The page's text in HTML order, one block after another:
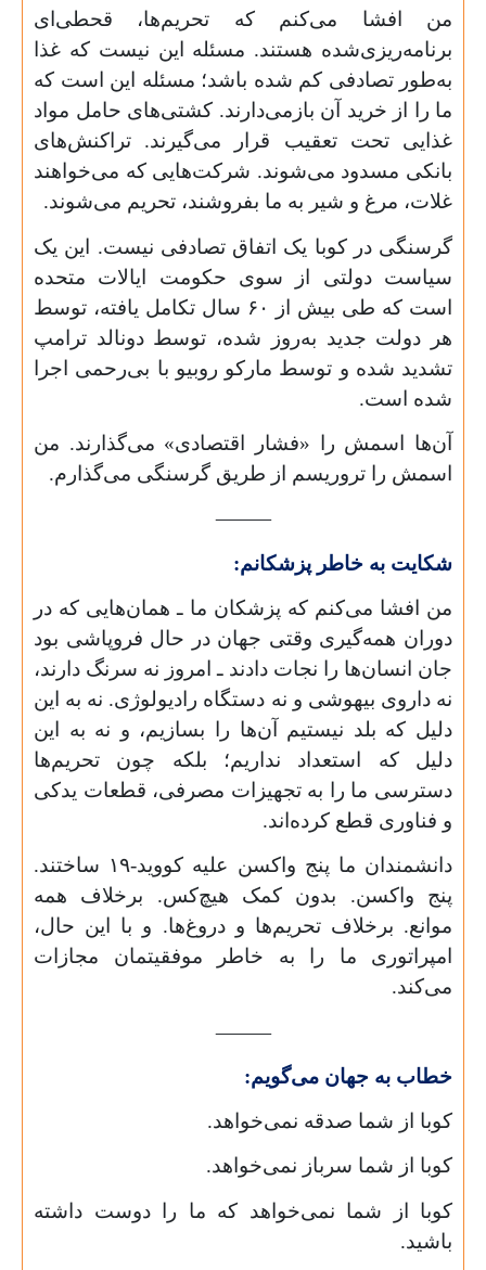
من افشا می‌کنم که تحریم‌ها، قحطی‌ای
برنامه‌ریزی‌شده هستند. مسئله این نیست که غذا
به‌طور تصادفی کم شده باشد؛ مسئله این است که
ما را از خرید آن بازمی‌دارند. کشتی‌های حامل مواد
غذایی تحت تعقیب قرار می‌گیرند. تراکنش‌های
بانکی مسدود می‌شوند. شرکت‌هایی که می‌خواهند
غلات، مرغ و شیر به ما بفروشند، تحریم می‌شوند.
گرسنگی در کوبا یک اتفاق تصادفی نیست. این یک
سیاست دولتی از سوی حکومت ایالات متحده
است که طی بیش از
۶۰ سال تکامل یافته، توسط
هر دولت جدید به‌روز شده، توسط دونالد ترامپ
تشدید شده و توسط مارکو روبیو با بی‌رحمی اجرا
شده است.
آن‌ها اسمش را «فشار اقتصادی» می‌گذارند. من
اسمش را تروریسم از طریق گرسنگی می‌گذارم.
⸻
شکایت به خاطر پزشکانم:
من افشا می‌کنم که پزشکان ما ـ همان‌هایی که در
دوران همه‌گیری وقتی جهان در حال فروپاشی بود
جان انسان‌ها را نجات دادند ـ امروز نه سرنگ دارند،
نه داروی بیهوشی و نه دستگاه رادیولوژی. نه به این
دلیل که بلد نیستیم آن‌ها را بسازیم، و نه به این
دلیل که استعداد نداریم؛ بلکه چون تحریم‌ها
دسترسی ما را به تجهیزات مصرفی، قطعات یدکی
و فناوری قطع کرده‌اند.
دانشمندان ما پنج واکسن علیه کووید-۱۹ ساختند.
پنج واکسن. بدون کمک هیچ‌کس. برخلاف همه
موانع. برخلاف تحریم‌ها و دروغ‌ها. و با این حال،
امپراتوری ما را به خاطر موفقیتمان مجازات
می‌کند.
⸻
خطاب به جهان می‌گویم:
کوبا از شما صدقه نمی‌خواهد.
کوبا از شما سرباز نمی‌خواهد.
کوبا از شما نمی‌خواهد که ما را دوست داشته
باشید.